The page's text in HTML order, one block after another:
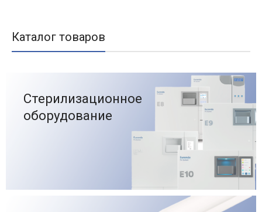
Каталог товаров
Стерилизационное
оборудование